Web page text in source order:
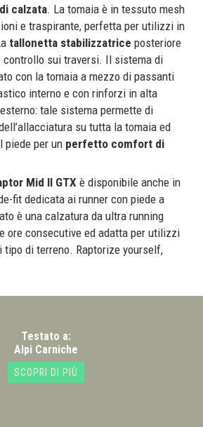
calzata. La tomaia è in tessuto mesh
e traspirante, perfetta per utilizzi in
tallonetta stabilizzatrice posteriore
sui traversi. Il sistema di
con la tomaia a mezzo di passanti
interno e con rinforzi in alta
tale sistema permette di
su tutta la tomaia ed
piede per un perfetto comfort di
Mid II GTX è disponibile anche in
fit dedicata ai runner con piede a
è una calzatura da ultra running
ore consecutive ed adatta per utilizzi
di terreno. Raptorize yourself,
Testato a:
Alpi Carniche
SCOPRI DI PIÙ